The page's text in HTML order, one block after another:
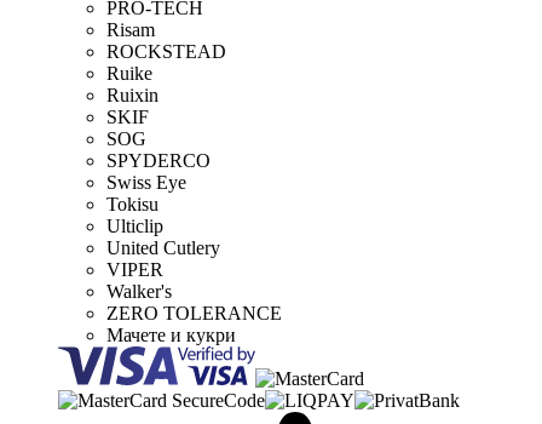
PRO-TECH
Risam
ROCKSTEAD
Ruike
Ruixin
SKIF
SOG
SPYDERCO
Swiss Eye
Tokisu
Ulticlip
United Cutlery
VIPER
Walker's
ZERO TOLERANCE
Мачете и кукри